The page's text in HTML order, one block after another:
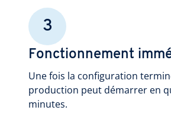
3
Fonctionnement
Une fois la configuration
production peut démarrer en
minutes.